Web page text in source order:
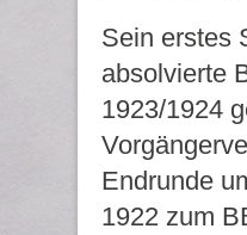
Sein erstes
absolvierte
1923/1924
Endrunde
1922 zum